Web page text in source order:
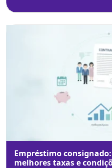
Empréstimo
melhores taxas e